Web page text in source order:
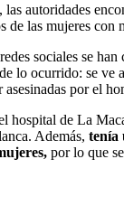
autoridades
de las mujeres con
sociales se
lo ocurrido: se ve
asesinadas por el
hospital de La
Además, tenía
por lo que